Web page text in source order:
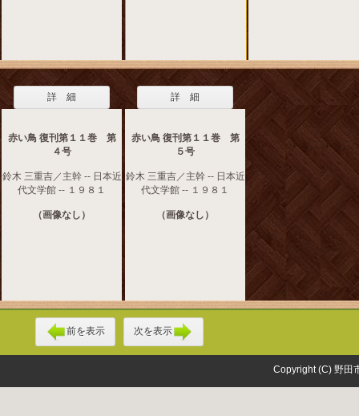
詳 細
赤い鳥 復刊第１１巻 第
４号
鈴木 三重吉／主幹 -- 日本近
代文学館 -- １９８１
（画像なし）
詳 細
赤い鳥 復刊第１１巻 第
５号
鈴木 三重吉／主幹 -- 日本近
代文学館 -- １９８１
（画像なし）
前を表示 次を表示
Copyright (C) 野田